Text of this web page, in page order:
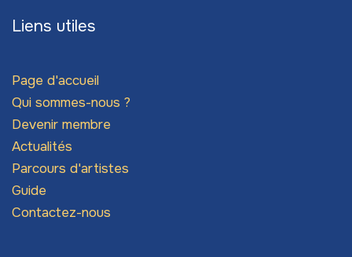
Liens utiles
Page d'accueil
Qui sommes-nous ?
Devenir membre
Actualités
Parcours d'artistes
Guide
Contactez-nous